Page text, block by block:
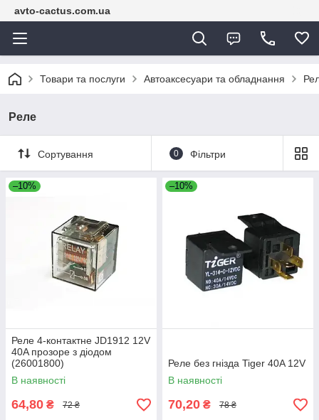
avto-cactus.com.ua
Товари та послуги Автоаксесуари та обладнання
Реле
Сортування 0 Фільтри
–10%
Реле 4-контактне JD1912 12V
40A прозоре з діодом
(26001800)
В наявності
64,80 ₴ 72 ₴
–10%
Реле без гнізда Tiger 40A 12V
В наявності
70,20 ₴ 78 ₴